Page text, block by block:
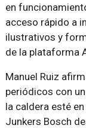
en
acceso rápido a
ilustrativos y
de la plataforma
Manuel Ruiz
periódicos con
la caldera esté
Junkers Bosch